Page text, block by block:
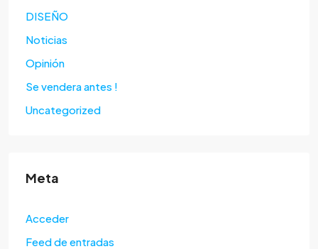
DISEÑO
Noticias
Opinión
Se vendera antes !
Uncategorized
Meta
Acceder
Feed de entradas